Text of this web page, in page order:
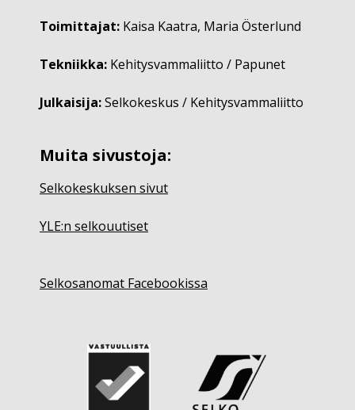
Toimittajat: Kaisa Kaatra, Maria Österlund
Tekniikka: Kehitysvammaliitto / Papunet
Julkaisija:Selkokeskus / Kehitysvammaliitto
Muita sivustoja:
Selkokeskuksen sivut
YLE:n selkouutiset
Selkosanomat Facebookissa